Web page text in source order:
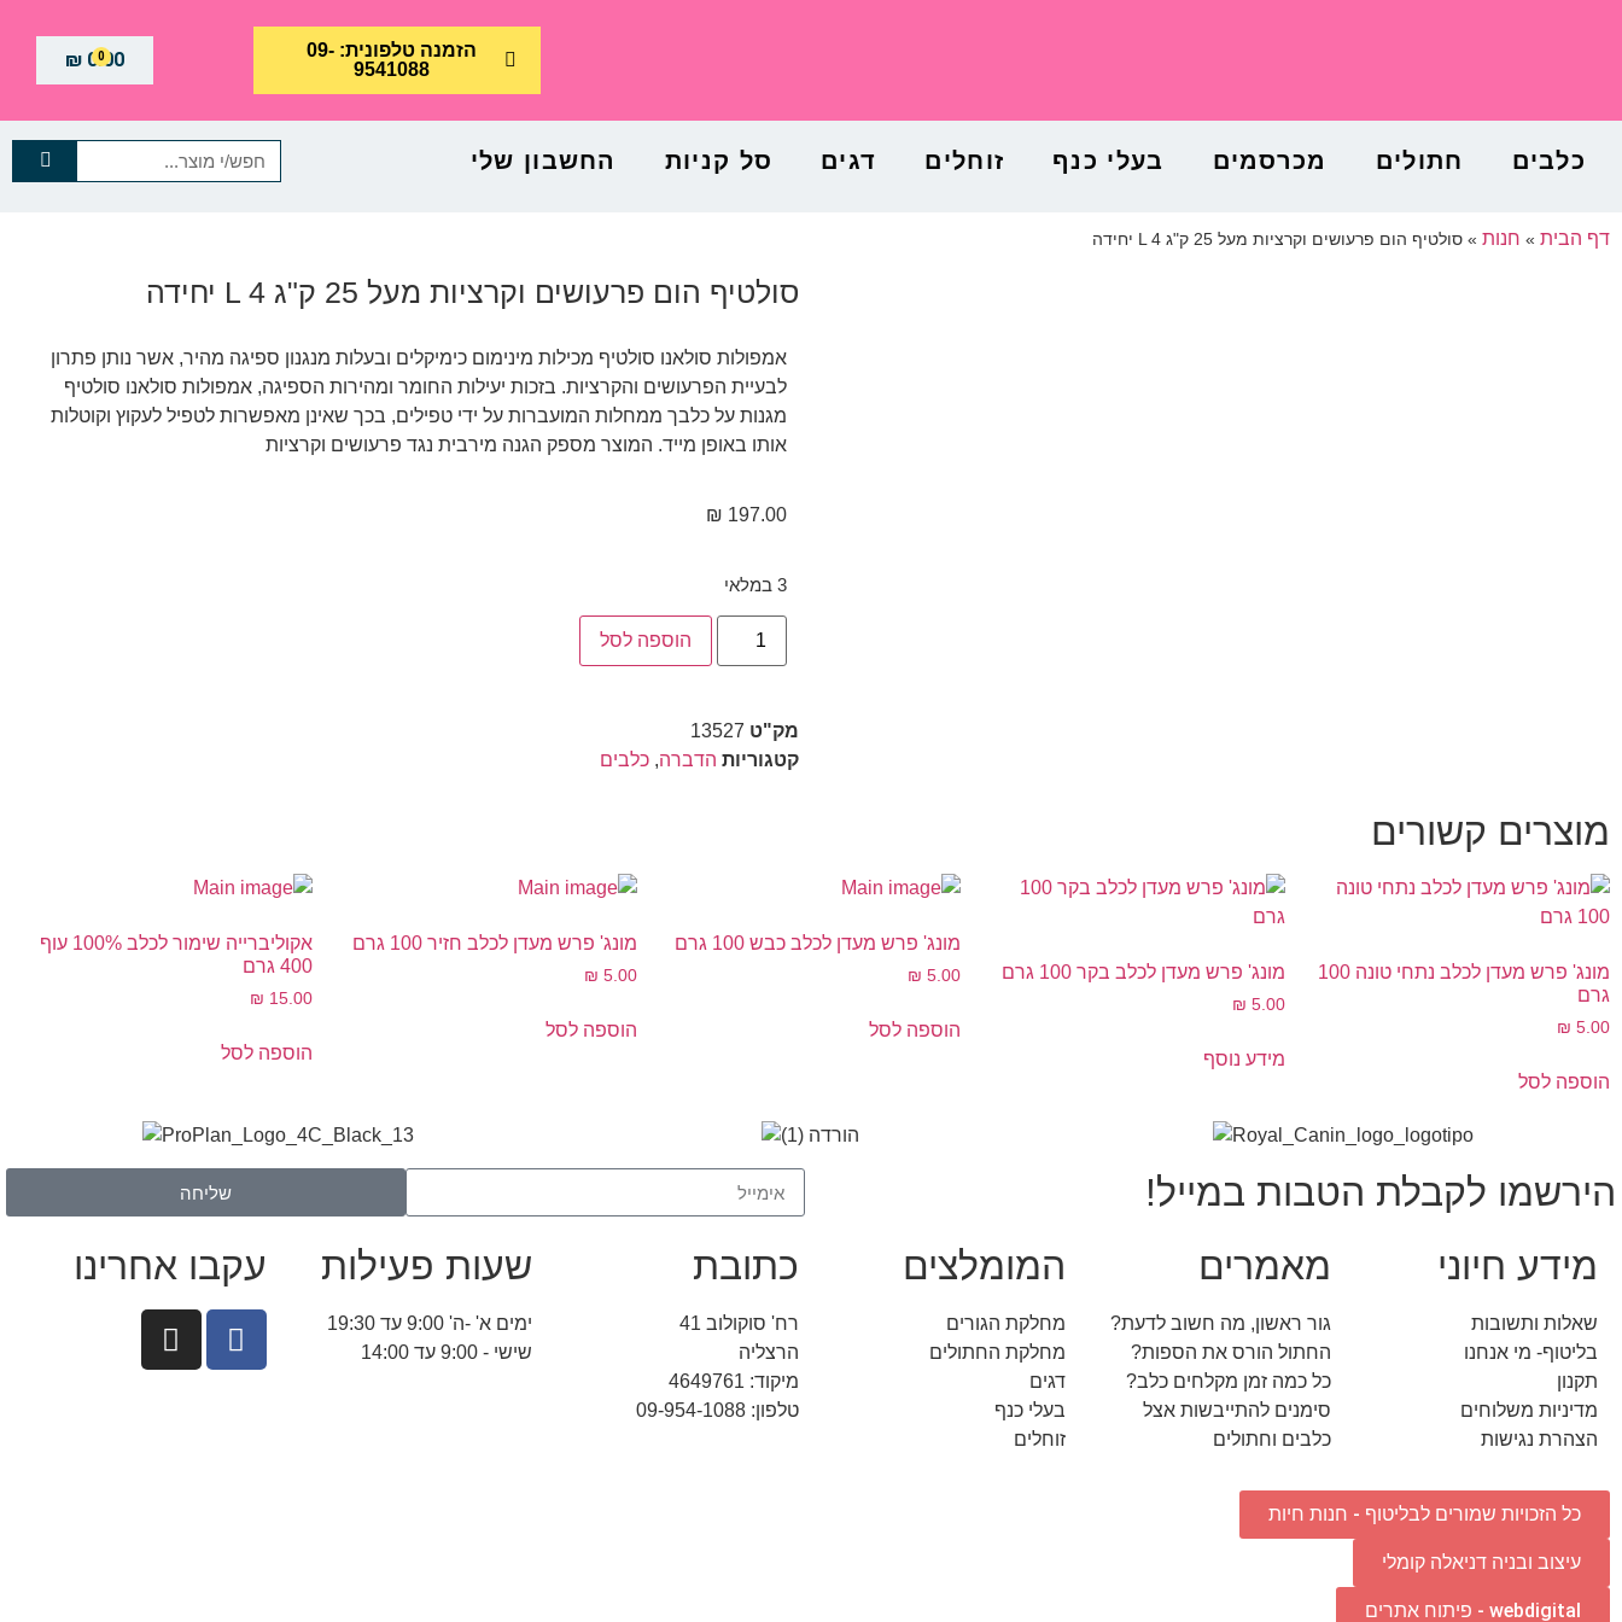
הזמנה טלפונית: 09-
9541088
₪0.00
0
כלבים חתולים מכרסמים בעלי כנף זוחלים דגים סל קניות החשבון שלי
דף הבית » חנות » סולטיף הום פרעושים וקרציות מעל 25 ק"ג L 4 יחידה
סולטיף הום פרעושים וקרציות מעל 25 ק"ג L 4 יחידה
אמפולות סולאנו סולטיף מכילות מינימום כימיקלים ובעלות מנגנון ספיגה מהיר, אשר נותן פתרון
לבעיית הפרעושים והקרציות. בזכות יעילות החומר ומהירות הספיגה, אמפולות סולאנו סולטיף
מגנות על כלבך ממחלות המועברות על ידי טפילים, בכך שאינן מאפשרות לטפיל לעקוץ וקוטלות
אותו באופן מייד. המוצר מספק הגנה מירבית נגד פרעושים וקרציות
₪ 197.00
3 במלאי
הוספה לסל
מק"ט 13527
קטגוריות הדברה, כלבים
מוצרים קשורים
מונג' פרש מעדן לכלב נתחי טונה 100
גרם
₪ 5.00
הוספה לסל
מונג' פרש מעדן לכלב בקר 100 גרם
₪ 5.00
מידע נוסף
מונג' פרש מעדן לכלב כבש 100 גרם
₪ 5.00
הוספה לסל
מונג' פרש מעדן לכלב חזיר 100 גרם
₪ 5.00
הוספה לסל
אקוליברייה שימור לכלב 100% עוף
400 גרם
₪ 15.00
הוספה לסל
הירשמו לקבלת הטבות במייל! שליחה
מידע חיוני
שאלות ותשובות
בליטוף- מי אנחנו
תקנון
מדיניות משלוחים
הצהרת נגישות
מאמרים
גור ראשון, מה חשוב לדעת?
החתול הורס את הספות?
כל כמה זמן מקלחים כלב?
סימנים להתייבשות אצל
כלבים וחתולים
המומלצים
מחלקת הגורים
מחלקת החתולים
דגים
בעלי כנף
זוחלים
כתובת
רח' סוקולוב 41
הרצליה
מיקוד: 4649761
טלפון: 09-954-1088
שעות פעילות
ימים א' -ה' 9:00 עד 19:30
שישי - 9:00 עד 14:00
עקבו אחרינו
כל הזכויות שמורים לבליטוף - חנות חיות
עיצוב ובניה דניאלה קומלי
webdigital - פיתוח אתרים